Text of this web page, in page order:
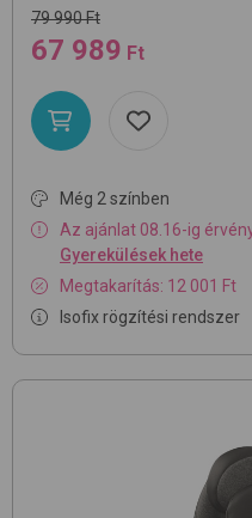
79 990 Ft
67 989 Ft
Még 2 színben
Az ajánlat 08.16-ig
Gyerekülések hete
Megtakarítás: 12 001 Ft
Isofix rögzítési rendszer